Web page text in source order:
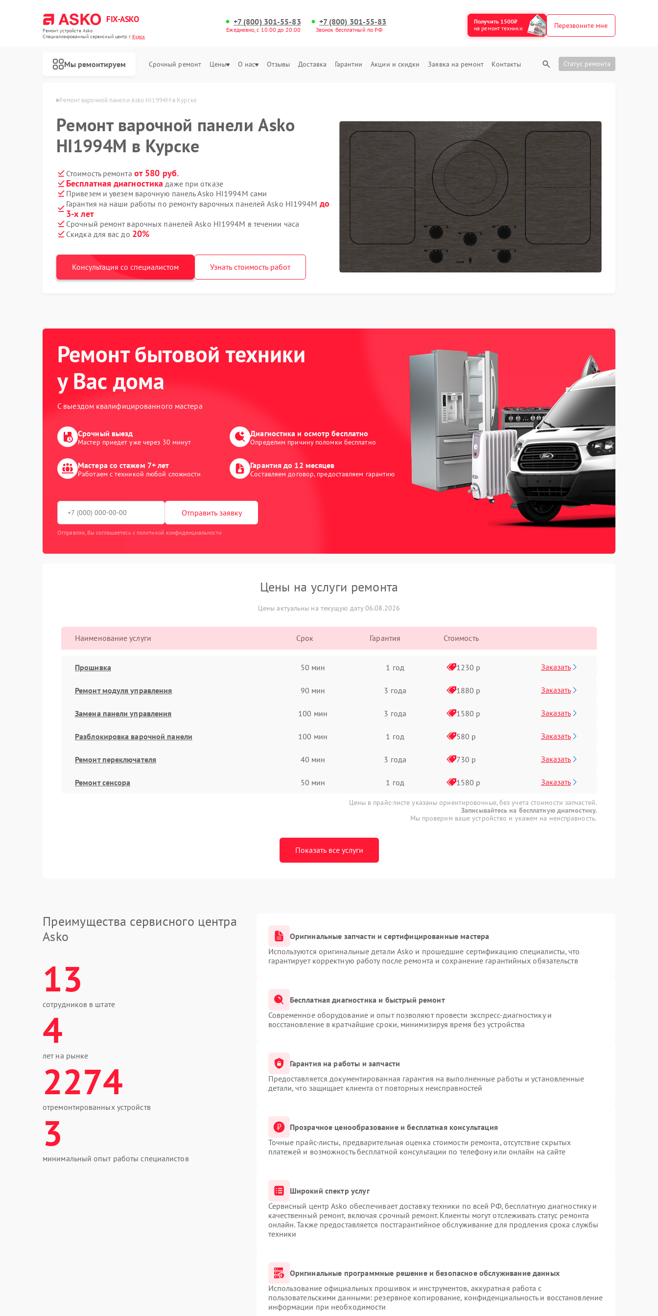
FIX-ASKO
Ремонт устройств Asko
Специализированный cервисный центр г.Курск
+7 (800) 301-55-83
Ежедневно, с 10:00 до 20:00
+7 (800) 301-55-83
Звонок бесплатный по РФ
Получить 1500₽
на ремонт техники
Перезвоните мне
Мы ремонтируем Срочный ремонт Цены О нас Отзывы Доставка Гарантии Акции и скидки Заявка на ремонт Контакты Статус ремонта
Asko в Курске Ремонт варочной панели Asko HI1994M в Курске
Ремонт варочной панели Asko
HI1994M в Курске
Стоимость ремонта от 580 руб.
Бесплатная диагностика даже при отказе
Привезем и увезем варочную панель Asko HI1994M сами
Гарантия на наши работы по ремонту варочных панелей Asko HI1994M до
3-х лет
Срочный ремонт варочных панелей Asko HI1994M в течении часа
Скидка для вас до 20%
Консультация со специалистом Узнать стоимость работ
Ремонт бытовой техники
у Вас дома
С выездом квалифицированного мастера
Срочный выезд
Мастер приедет уже через 30 минут
Диагностика и осмотр бесплатно
Определим причину поломки бесплатно
Мастера со стажем 7+ лет
Работаем с техникой любой сложности
Гарантия до 12 месяцев
Составляем договор, предоставляем гарантию
Отправить заявку
Отправляя, Вы соглашаетесь с политикой конфиденциальности
Цены на услуги ремонта
Цены актуальны на текущую дату 06.08.2026
Наименование услуги Срок Гарантия Стоимость
Прошивка 50 мин 1 год 1230 р Заказать
Ремонт модуля управления 90 мин 3 года 1880 р Заказать
Замена панели управления 100 мин 3 года 1580 р Заказать
Разблокировка варочной панели 100 мин 1 год 580 р Заказать
Ремонт переключателя 40 мин 3 года 730 р Заказать
Ремонт сенсора 50 мин 1 год 1580 р Заказать
Цены в прайс-листе указаны ориентировочные, без учета стоимости запчастей.
Записывайтесь на бесплатную диагностику.
Мы проверим ваше устройство и укажем на неисправность.
Показать все услуги
Преимущества сервисного центра
Asko
13
сотрудников в штате
4
лет на рынке
2274
отремонтированных устройств
3
минимальный опыт работы специалистов
Оригинальные запчасти и сертифицированные мастера
Используются оригинальные детали Asko и прошедшие сертификацию специалисты, что
гарантирует корректную работу после ремонта и сохранение гарантийных обязательств
Бесплатная диагностика и быстрый ремонт
Современное оборудование и опыт позволяют провести экспресс-диагностику и
восстановление в кратчайшие сроки, минимизируя время без устройства
Гарантия на работы и запчасти
Предоставляется документированная гарантия на выполненные работы и установленные
детали, что защищает клиента от повторных неисправностей
Прозрачное ценообразование и бесплатная консультация
Точные прайс-листы, предварительная оценка стоимости ремонта, отсутствие скрытых
платежей и возможность бесплатной консультации по телефону или онлайн на сайте
Широкий спектр услуг
Сервисный центр Asko обеспечивает доставку техники по всей РФ, бесплатную диагностику и
качественный ремонт, включая срочный ремонт. Клиенты могут отслеживать статус ремонта
онлайн. Также предоставляется постгарантийное обслуживание для продления срока службы
техники
Оригинальные программные решение и безопасное обслуживание данных
Использование официальных прошивок и инструментов, аккуратная работа с
пользовательскими данными: резервное копирование, конфиденциальность и восстановление
информации при необходимости